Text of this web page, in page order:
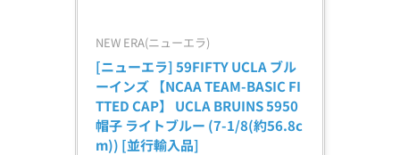
NEW ERA(ニューエラ)
[ニューエラ] 59FIFTY UCLA ブル
ーインズ 【NCAA TEAM-BASIC FI
TTED CAP】 UCLA BRUINS 5950
帽子 ライトブルー (7-1/8(約56.8c
m)) [並行輸入品]